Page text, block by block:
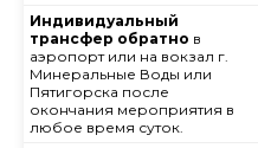
Индивидуальный
трансфер обратно в
аэропорт или на вокзал г.
Минеральные Воды или
Пятигорска после
окончания мероприятия в
любое время суток.